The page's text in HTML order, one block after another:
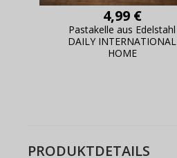
4,99 €
Pastakelle aus Edelstahl
DAILY INTERNATIONAL
HOME
PRODUKTDETAILS